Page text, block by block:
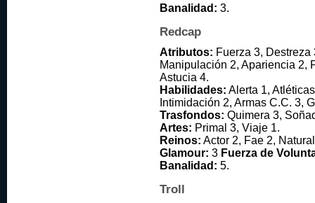
Banalidad: 3.
Redcap
Atributos: Fuerza 3,
Manipulación 2, Apariencia 2,
Astucia 4.
Habilidades: Alerta 1,
Intimidación 2, Armas C.C. 3,
Trasfondos: Quimera 3,
Artes: Primal 3, Viaje 1.
Reinos: Actor 2, Fae 2,
Glamour: 3 Fuerza de
Banalidad: 5.
Troll